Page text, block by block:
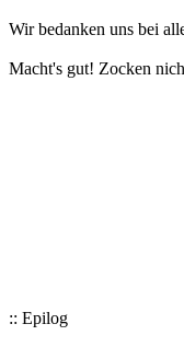
Wir bedanken uns bei
Macht's gut! Zocken
:: Epilog